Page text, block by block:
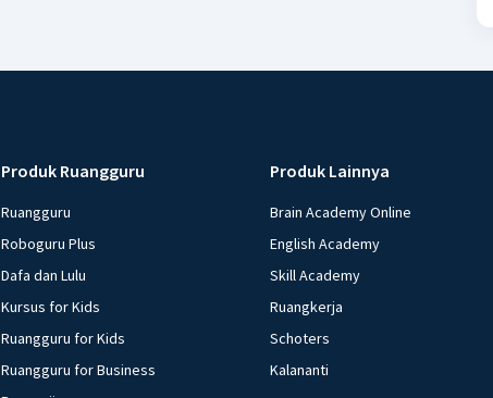
Produk Ruangguru
Ruangguru
Roboguru Plus
Dafa dan Lulu
Kursus for Kids
Ruangguru for Kids
Ruangguru for Business
Produk Lainnya
Brain Academy Online
English Academy
Skill Academy
Ruangkerja
Schoters
Kalananti